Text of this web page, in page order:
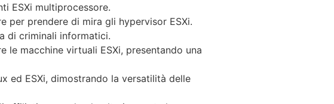
ESXi multiprocessore.
per prendere di mira gli hypervisor ESXi.
di criminali informatici.
le macchine virtuali ESXi, presentando una
ed ESXi, dimostrando la versatilità delle